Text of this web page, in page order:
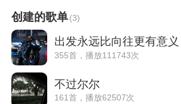
创建的歌单(3)
出发永远比向往更有意义
355首，播放111743次
不过尔尔
161首，播放62507次